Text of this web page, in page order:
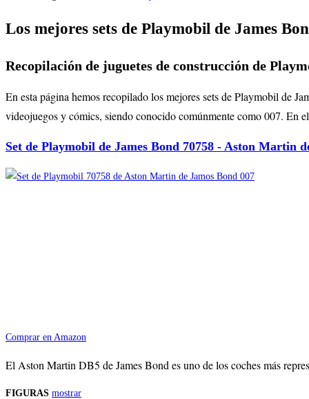
Los mejores sets de Playmobil de James
Recopilación de juguetes de construcción de
En esta página hemos recopilado los mejores sets de Playmobil de
videojuegos y cómics, siendo conocido comúnmente como 007. En
Set de Playmobil de James Bond 70758 - Aston Martin
Comprar en Amazon
El Aston Martin DB5 de James Bond es uno de los coches más
FIGURAS mostrar